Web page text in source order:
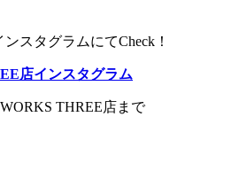
スタグラムにてCheck！
店インスタグラム
THREE店まで